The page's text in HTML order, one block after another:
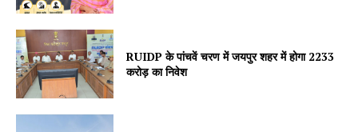
RUIDP के पांचवें चरण में जयपुर शहर में होगा 2233
करोड़ का निवेश